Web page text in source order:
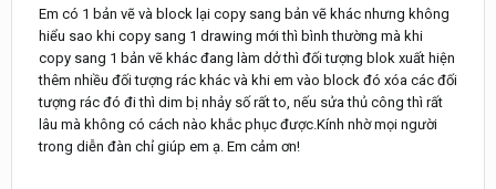
Em có 1 bản vẽ và block lại copy sang bản vẽ khác nhưng không
hiểu sao khi copy sang 1 drawing mới thì bình thường mà khi
copy sang 1 bản vẽ khác đang làm dở thì đối tượng blok xuất hiện
thêm nhiều đối tượng rác khác và khi em vào block đó xóa các đối
tượng rác đó đi thì dim bị nhảy số rất to, nếu sửa thủ công thì rất
lâu mà không có cách nào khắc phục được.Kính nhờ mọi người
trong diễn đàn chỉ giúp em ạ. Em cảm ơn!